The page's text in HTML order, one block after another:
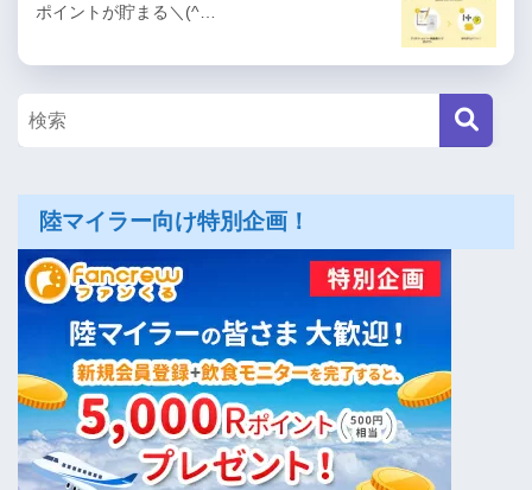
ポイントが貯まる＼(^…
陸マイラー向け特別企画！